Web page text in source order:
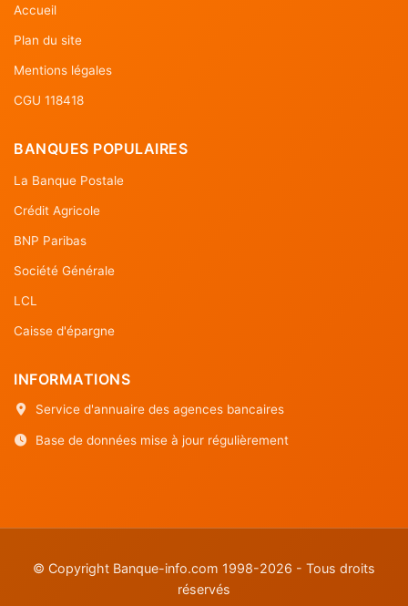
Accueil
Plan du site
Mentions légales
CGU 118418
BANQUES POPULAIRES
La Banque Postale
Crédit Agricole
BNP Paribas
Société Générale
LCL
Caisse d'épargne
INFORMATIONS
Service d'annuaire des agences bancaires
Base de données mise à jour régulièrement
© Copyright Banque-info.com 1998-2026 - Tous droits
réservés